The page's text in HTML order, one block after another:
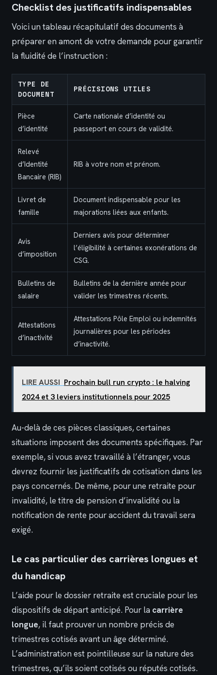
Checklist des justificatifs indispensables
Voici un tableau récapitulatif des documents à
préparer en amont de votre demande pour garantir
la fluidité de l’instruction :
TYPE DE
DOCUMENT
PRÉCISIONS UTILES
Pièce
d’identité
Carte nationale d’identité ou
passeport en cours de validité.
Relevé
d’Identité
Bancaire (RIB)
RIB à votre nom et prénom.
Livret de
famille
Document indispensable pour les
majorations liées aux enfants.
Avis
d’imposition
Derniers avis pour déterminer
l’éligibilité à certaines exonérations de
CSG.
Bulletins de
salaire
Bulletins de la dernière année pour
valider les trimestres récents.
Attestations
d’inactivité
Attestations Pôle Emploi ou indemnités
journalières pour les périodes
d’inactivité.
LIRE AUSSI Prochain bull run crypto : le halving
2024 et 3 leviers institutionnels pour 2025
Au-delà de ces pièces classiques, certaines
situations imposent des documents spécifiques. Par
exemple, si vous avez travaillé à l’étranger, vous
devrez fournir les justificatifs de cotisation dans les
pays concernés. De même, pour une retraite pour
invalidité, le titre de pension d’invalidité ou la
notification de rente pour accident du travail sera
exigé.
Le cas particulier des carrières longues et
du handicap
L’aide pour le dossier retraite est cruciale pour les
dispositifs de départ anticipé. Pour la carrière
longue, il faut prouver un nombre précis de
trimestres cotisés avant un âge déterminé.
L’administration est pointilleuse sur la nature des
trimestres, qu’ils soient cotisés ou réputés cotisés.